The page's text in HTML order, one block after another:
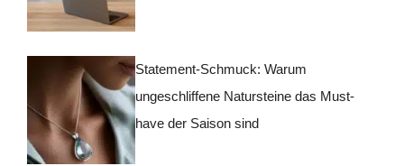
Statement-Schmuck: Warum
ungeschliffene Natursteine das Must-
have der Saison sind